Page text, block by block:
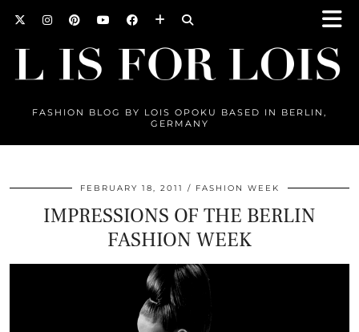
FASHION BLOG BY LOIS OPOKU BASED IN BERLIN,
GERMANY
FEBRUARY 18, 2011 FASHION WEEK
IMPRESSIONS OF THE BERLIN
FASHION WEEK